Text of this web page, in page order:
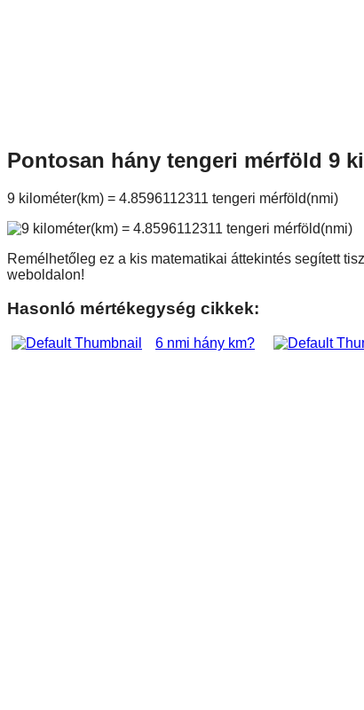
Pontosan hány tengeri mérföld 9
9 kilométer(km) = 4.8596112311 tengeri mérföld(nmi)
Remélhetőleg ez a kis matematikai áttekintés segített
weboldalon!
Hasonló mértékegység cikkek:
6 nmi hány km?